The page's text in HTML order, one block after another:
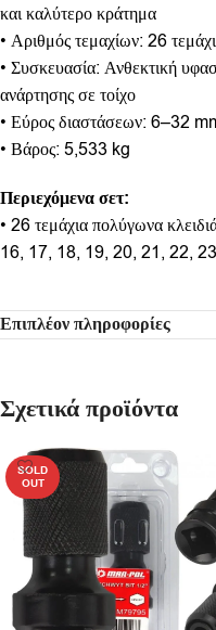
και καλύτερο κράτημα
• Αριθμός τεμαχίων: 26
• Συσκευασία: Ανθεκτική
ανάρτησης σε τοίχο
• Εύρος διαστάσεων: 6–32
• Βάρος: 5,533 kg
Περιεχόμενα σετ:
• 26 τεμάχια πολύγωνα
16, 17, 18, 19, 20, 21, 22,
Επιπλέον πληροφορίες
Σχετικά προϊόντα
SOLD
OUT